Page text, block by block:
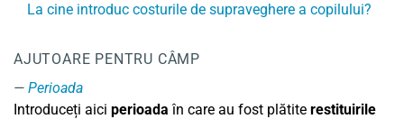
La cine introduc costurile de supraveghere a copilului?
AJUTOARE PENTRU CÂMP
Perioada
Introduceți aici perioada în care au fost plătite restituirile